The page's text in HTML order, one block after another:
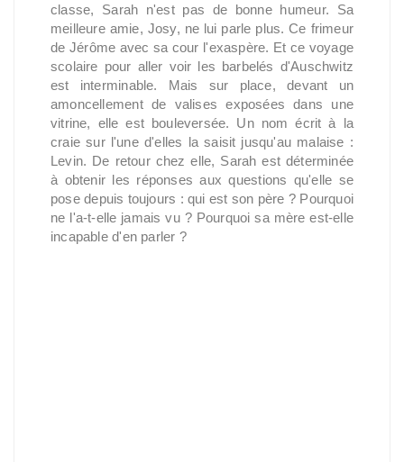
classe, Sarah n'est pas de bonne humeur. Sa
meilleure amie, Josy, ne lui parle plus. Ce frimeur
de Jérôme avec sa cour l'exaspère. Et ce voyage
scolaire pour aller voir les barbelés d'Auschwitz
est interminable. Mais sur place, devant un
amoncellement de valises exposées dans une
vitrine, elle est bouleversée. Un nom écrit à la
craie sur l'une d'elles la saisit jusqu'au malaise :
Levin. De retour chez elle, Sarah est déterminée
à obtenir les réponses aux questions qu'elle se
pose depuis toujours : qui est son père ? Pourquoi
ne l'a-t-elle jamais vu ? Pourquoi sa mère est-elle
incapable d'en parler ?